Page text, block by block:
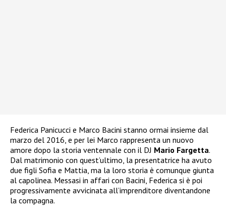
Federica Panicucci e Marco Bacini stanno ormai insieme dal
marzo del 2016, e per lei Marco rappresenta un nuovo
amore dopo la storia ventennale con il DJ Mario Fargetta.
Dal matrimonio con quest’ultimo, la presentatrice ha avuto
due figli Sofia e Mattia, ma la loro storia è comunque giunta
al capolinea. Messasi in affari con Bacini, Federica si è poi
progressivamente avvicinata all’imprenditore diventandone
la compagna.